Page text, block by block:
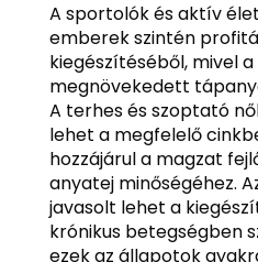
A sportolók és aktív
emberek szintén
kiegészítéséből, mivel
megnövekedett
A terhes és szoptató
lehet a megfelelő
hozzájárul a magzat
anyatej minőségéhez.
javasolt lehet a
krónikus betegségben
ezek az állapotok